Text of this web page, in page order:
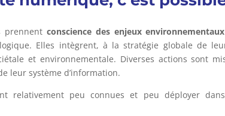
prennent conscience des enjeux environnementaux
Elles intègrent, à la stratégie globale de
et environnementale. Diverses actions sont
leur système d’information.
relativement peu connues et peu déployer